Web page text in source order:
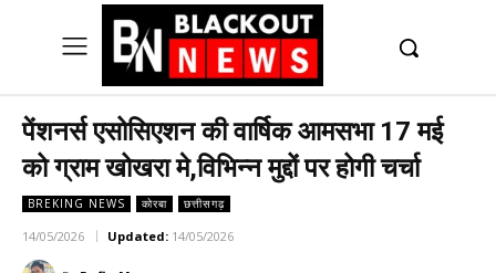
पेंशनर्स एसोसिएशन की वार्षिक आमसभा 17 मई
को ग्राम खोखरा मे,विभिन्न मुद्दों पर होगी चर्चा
BREKING NEWS कोरबा छत्तीसगढ़
14/05/2026 Updated: 14/05/2026